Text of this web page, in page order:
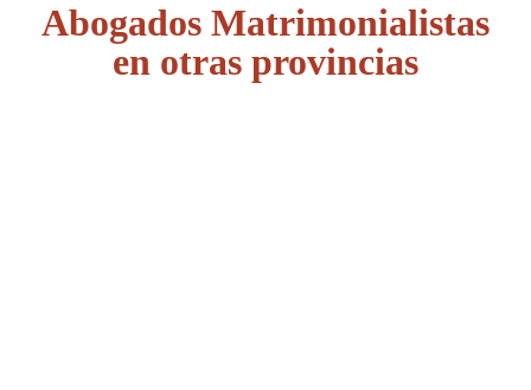
Abogados Matrimonialistas
en otras provincias